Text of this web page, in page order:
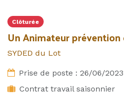
Clôturée
Un Animateur
SYDED du Lot
Prise de poste : 26/06/2023
Contrat travail saisonnier